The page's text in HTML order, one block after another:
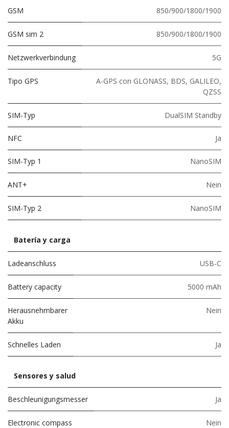
GSM 850/900/1800/1900
GSM sim 2 850/900/1800/1900
Netzwerkverbindung 5G
Tipo GPS
A-GPS con GLONASS, BDS, GALILEO,
QZSS
SIM-Typ DualSIM Standby
NFC Ja
SIM-Typ 1 NanoSIM
ANT+ Nein
SIM-Typ 2 NanoSIM
Batería y carga
Ladeanschluss USB-C
Battery capacity 5000 mAh
Herausnehmbarer
Akku
Nein
Schnelles Laden Ja
Sensores y salud
Beschleunigungsmesser Ja
Electronic compass Nein